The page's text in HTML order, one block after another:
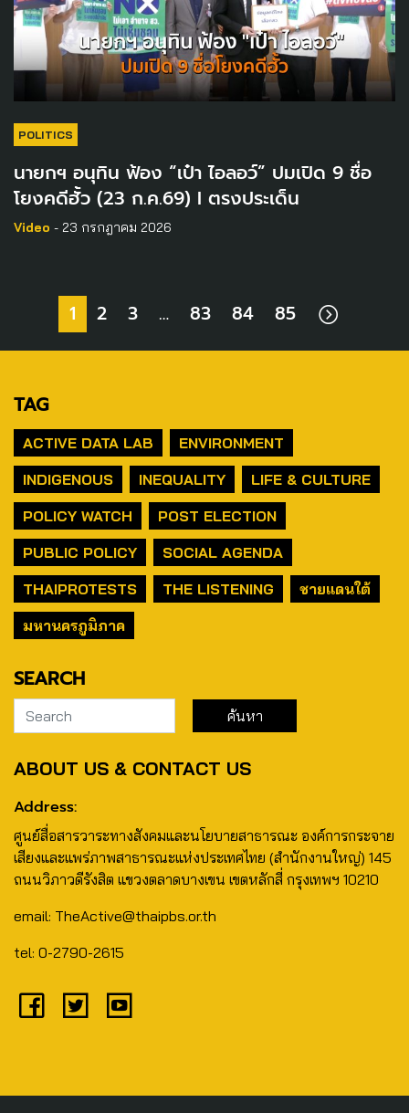
POLITICS
นายกฯ​ อนุทิน ฟ้อง “เป๋า ไอลอว์” ปมเปิด 9 ชื่อ
โยงคดีฮั้ว (23 ก.ค.69) I ตรงประเด็น
Video - 23 กรกฎาคม 2026
1 2 3 … 83 84 85
TAG
ACTIVE DATA LAB
ENVIRONMENT
INDIGENOUS
INEQUALITY
LIFE & CULTURE
POLICY WATCH
POST ELECTION
PUBLIC POLICY
SOCIAL AGENDA
THAIPROTESTS
THE LISTENING
ชายแดนใต้
มหานครภูมิภาค
SEARCH
ABOUT US & CONTACT US
Address:
ศูนย์สื่อสารวาระทางสังคมและนโยบายสาธารณะ องค์การกระจาย
เสียงและแพร่ภาพสาธารณะแห่งประเทศไทย (สำนักงานใหญ่) 145
ถนนวิภาวดีรังสิต แขวงตลาดบางเขน เขตหลักสี่ กรุงเทพฯ 10210
email: TheActive@thaipbs.or.th
tel: 0-2790-2615